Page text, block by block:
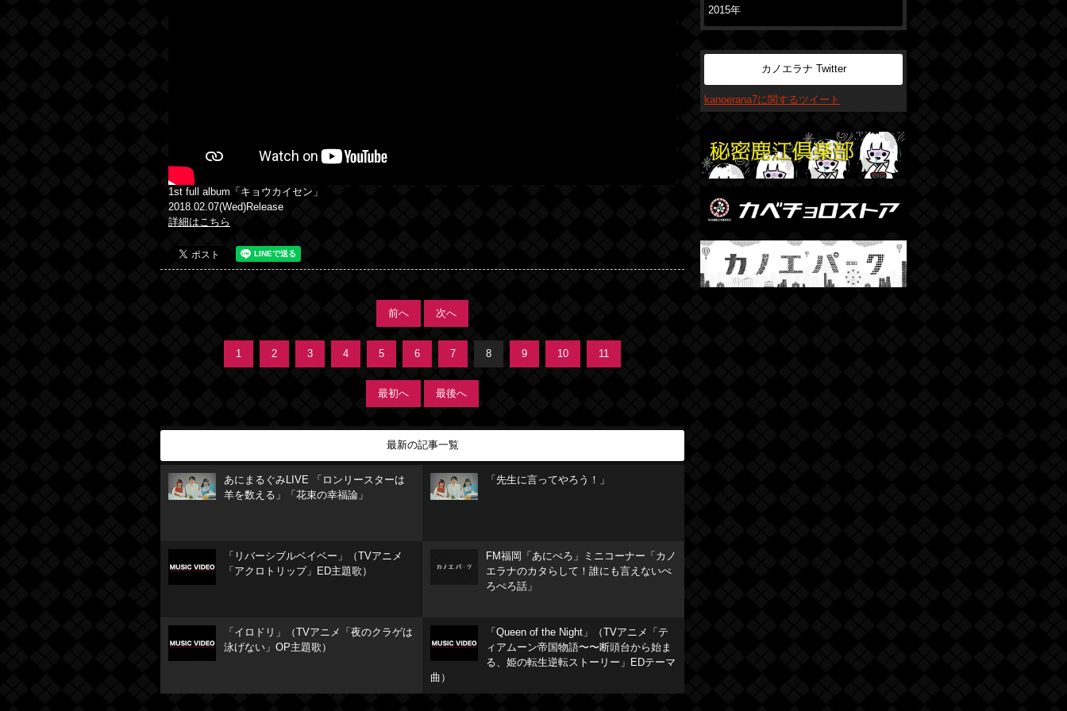
1st full album「キョウカイセン」
2018.02.07(Wed)Release
詳細はこちら
前へ 次へ
1 2 3 4 5 6 7 8 9 10 11
最初へ 最後へ
最新の記事一覧
あにまるぐみLIVE 「ロンリースターは
羊を数える」「花束の幸福論」
「先生に言ってやろう！」
「リバーシブルベイベー」（TVアニメ
「アクロトリップ」ED主題歌）
FM福岡「あにぺろ」ミニコーナー「カノ
エラナのカタらして！誰にも言えないぺ
ろぺろ話」
「イロドリ」（TVアニメ「夜のクラゲは
泳げない」OP主題歌）
「Queen of the Night」（TVアニメ「テ
ィアムーン帝国物語〜〜断頭台から始ま
る、姫の転生逆転ストーリー」EDテーマ
曲）
2015年
カノエラナ Twitter
kanoerana7に関するツイート